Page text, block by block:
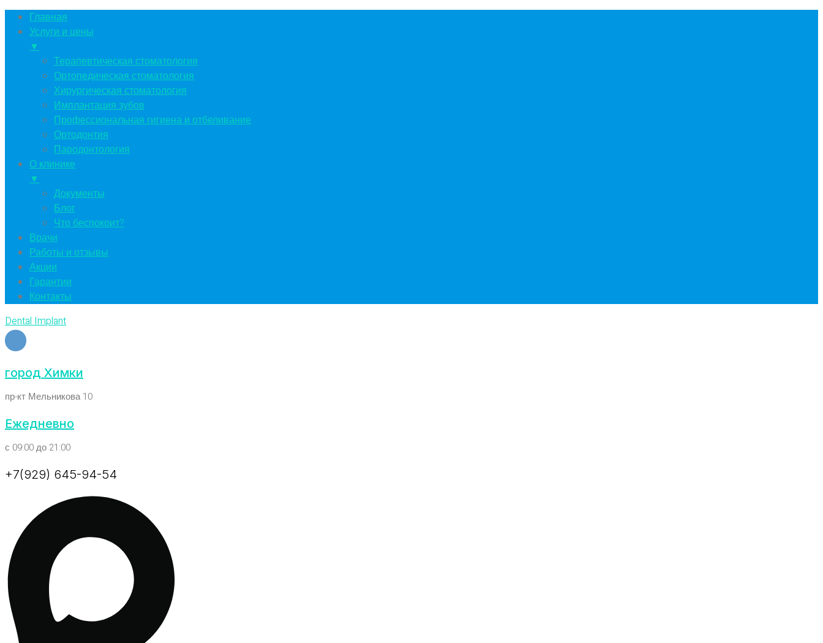
Главная
Услуги и цены
▼
Терапевтическая стоматология
Ортопедическая стоматология
Хирургическая стоматология
Имплантация зубов
Профессиональная гигиена и отбеливание
Ортодонтия
Пародонтология
О клинике
▼
Документы
Блог
Что беспокоит?
Врачи
Работы и отзывы
Акции
Гарантии
Контакты
Dental Implant
город Химки
пр-кт Мельникова 10
Ежедневно
с 09:00 до 21:00
+7(929) 645-94-54